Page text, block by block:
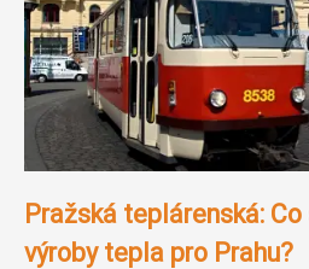
Pražská teplárenská:
výroby tepla pro Prahu?